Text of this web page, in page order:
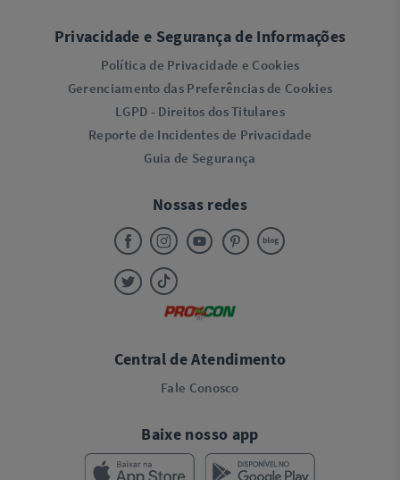
Privacidade e Segurança de Informações
Política de Privacidade e Cookies
Gerenciamento das Preferências de Cookies
LGPD - Direitos dos Titulares
Reporte de Incidentes de Privacidade
Guia de Segurança
Nossas redes
Central de Atendimento
Fale Conosco
Baixe nosso app